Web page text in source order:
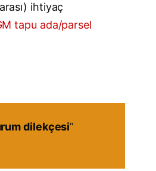
ihtiyaç
tapu ada/parsel
dilekçesi”